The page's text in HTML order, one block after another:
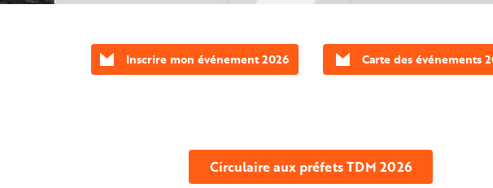
Inscrire mon événement 2026 Carte des événements
Circulaire aux préfets TDM 2026